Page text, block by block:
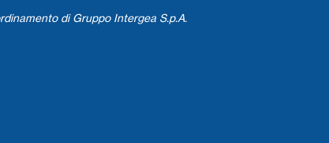
di Gruppo Intergea S.p.A.